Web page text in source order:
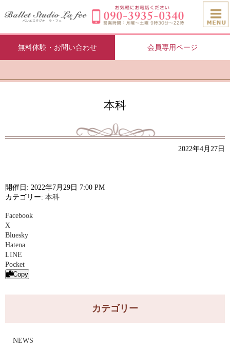
無料体験・お問い合わせ 会員専用ページ
本科
2022年4月27日
開催日: 2022年7月29日 7:00 PM
カテゴリー: 本科
Facebook
X
Bluesky
Hatena
LINE
Pocket
Copy
カテゴリー
NEWS